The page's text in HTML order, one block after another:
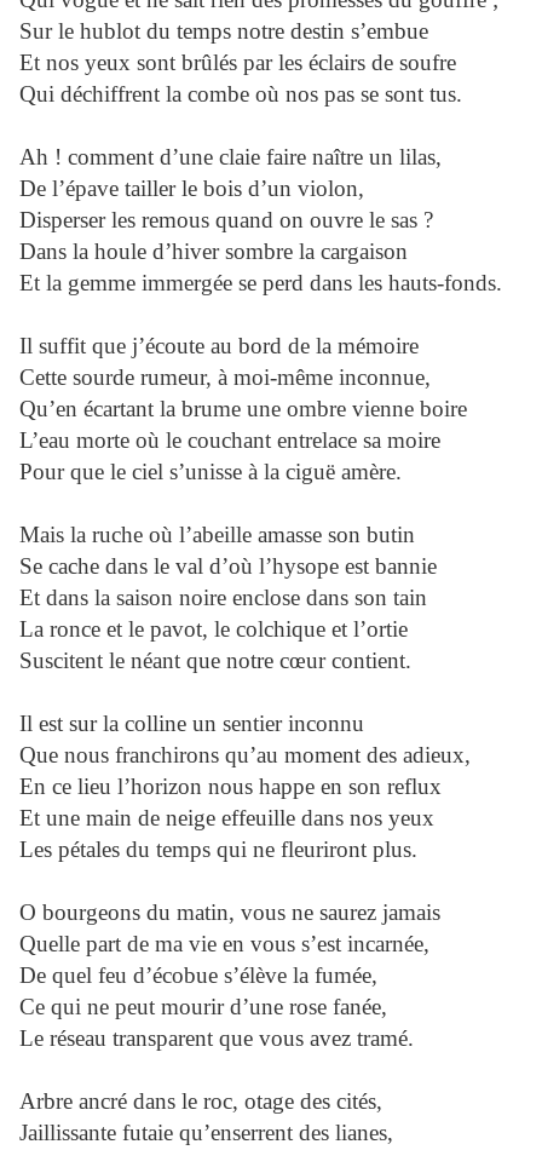
Sur le hublot du temps notre destin s’embue
Et nos yeux sont brûlés par les éclairs de soufre
Qui déchiffrent la combe où nos pas se sont tus.
Ah ! comment d’une claie faire naître un lilas,
De l’épave tailler le bois d’un violon,
Disperser les remous quand on ouvre le sas ?
Dans la houle d’hiver sombre la cargaison
Et la gemme immergée se perd dans les hauts-fonds.
Il suffit que j’écoute au bord de la mémoire
Cette sourde rumeur, à moi-même inconnue,
Qu’en écartant la brume une ombre vienne boire
L’eau morte où le couchant entrelace sa moire
Pour que le ciel s’unisse à la ciguë amère.
Mais la ruche où l’abeille amasse son butin
Se cache dans le val d’où l’hysope est bannie
Et dans la saison noire enclose dans son tain
La ronce et le pavot, le colchique et l’ortie
Suscitent le néant que notre cœur contient.
Il est sur la colline un sentier inconnu
Que nous franchirons qu’au moment des adieux,
En ce lieu l’horizon nous happe en son reflux
Et une main de neige effeuille dans nos yeux
Les pétales du temps qui ne fleuriront plus.
O bourgeons du matin, vous ne saurez jamais
Quelle part de ma vie en vous s’est incarnée,
De quel feu d’écobue s’élève la fumée,
Ce qui ne peut mourir d’une rose fanée,
Le réseau transparent que vous avez tramé.
Arbre ancré dans le roc, otage des cités,
Jaillissante futaie qu’enserrent des lianes,